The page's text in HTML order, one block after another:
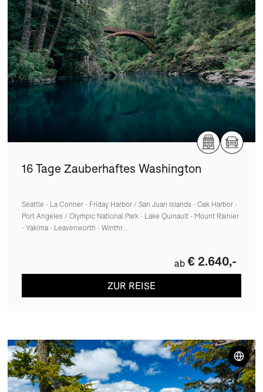
16 Tage Zauberhaftes Washington
Seattle - La Conner - Friday Harbor / San Juan Islands - Oak Harbor -
Port Angeles / Olympic National Park - Lake Quinault - Mount Rainier
- Yakima - Leavenworth - Winthr...
ab € 2.640,-
ZUR REISE